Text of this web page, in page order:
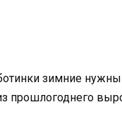
зимние нужны